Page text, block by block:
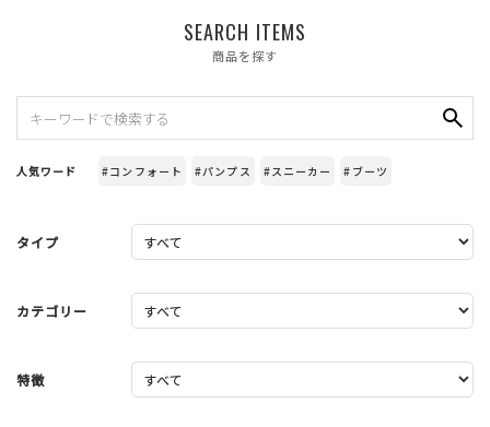
SEARCH ITEMS
商品を探す
人気ワード #コンフォート #パンプス #スニーカー #ブーツ
タイプ
カテゴリー
特徴